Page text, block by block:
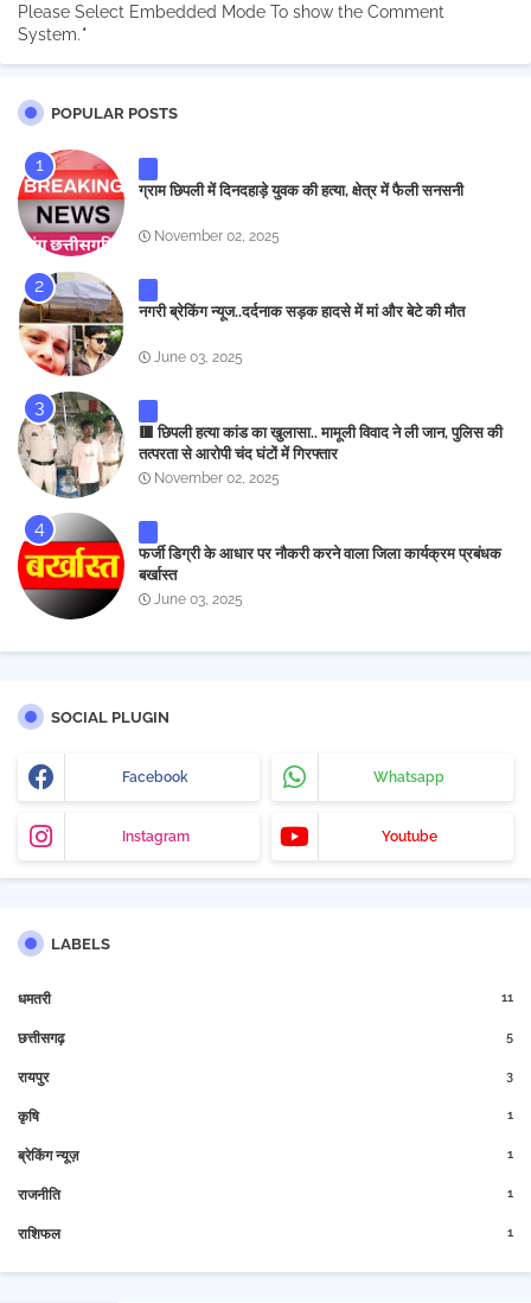
Please Select Embedded Mode To show the Comment
System.*
POPULAR POSTS
ग्राम छिपली में दिनदहाड़े युवक की हत्या, क्षेत्र में फैली सनसनी
November 02, 2025
नगरी ब्रेकिंग न्यूज..दर्दनाक सड़क हादसे में मां और बेटे की मौत
June 03, 2025
🟥 छिपली हत्या कांड का खुलासा.. मामूली विवाद ने ली जान, पुलिस की
तत्परता से आरोपी चंद घंटों में गिरफ्तार
November 02, 2025
फर्जी डिग्री के आधार पर नौकरी करने वाला जिला कार्यक्रम प्रबंधक
बर्खास्त
June 03, 2025
SOCIAL PLUGIN
Facebook Whatsapp
Instagram Youtube
LABELS
धमतरी 11
छत्तीसगढ़ 5
रायपुर 3
कृषि 1
ब्रेकिंग न्यूज़ 1
राजनीति 1
राशिफल 1